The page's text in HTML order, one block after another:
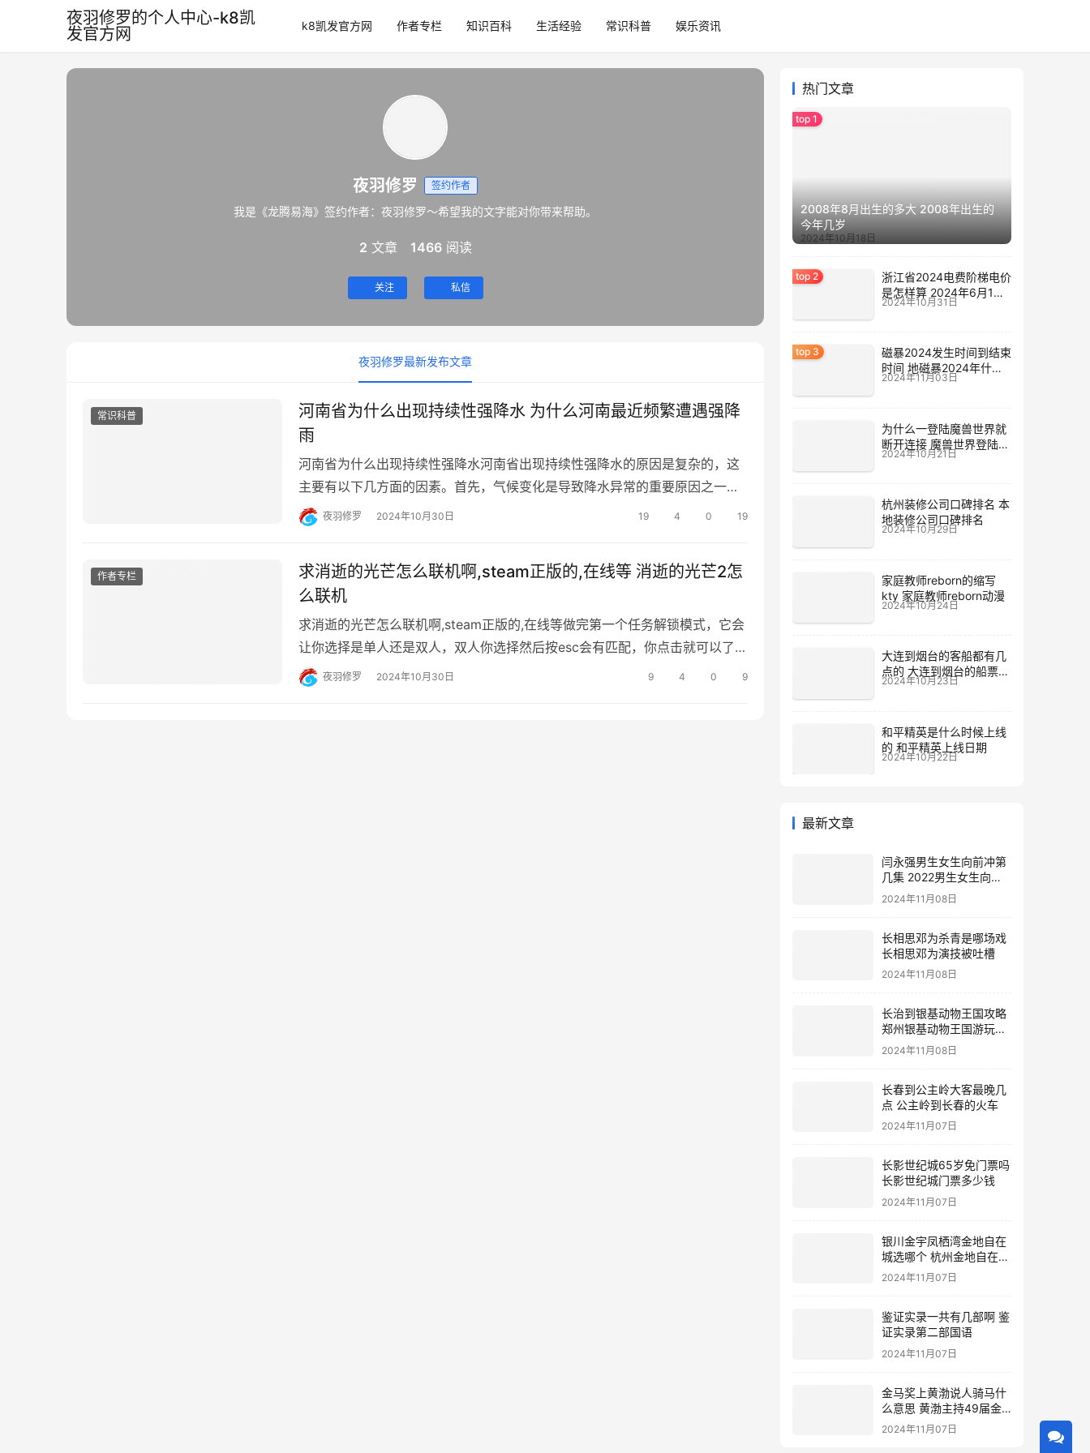
夜羽修罗的个人中心-k8凯
发官方网
k8凯发官方网 作者专栏 知识百科 生活经验 常识科普 娱乐资讯
夜羽修罗 签约作者
我是《龙腾易海》签约作者：夜羽修罗～希望我的文字能对你带来帮助。
2 文章 1466 阅读
关注 私信
夜羽修罗最新发布文章
常识科普
河南省为什么出现持续性强降水 为什么河南最近频繁遭遇强降
雨
河南省为什么出现持续性强降水河南省出现持续性强降水的原因是复杂的，这
主要有以下几方面的因素。首先，气候变化是导致降水异常的重要原因之一。
全球气候变暖导致了大气水蒸气含量的增加，增加了降水的潜在能量，从而增
夜羽修罗 2024年10月30日 19 4 0 19
作者专栏
求消逝的光芒怎么联机啊,steam正版的,在线等 消逝的光芒2怎
么联机
求消逝的光芒怎么联机啊,steam正版的,在线等做完第一个任务解锁模式，它会
让你选择是单人还是双人，双人你选择然后按esc会有匹配，你点击就可以了消
逝的光芒三个人怎么联机《消逝的光芒》是一款单人游戏，但是游戏内也有多
夜羽修罗 2024年10月30日 9 4 0 9
热门文章
2008年8月出生的多大 2008年出生的
今年几岁
2024年10月18日
浙江省2024电费阶梯电价
是怎样算 2024年6月1日
电费涨价
2024年10月31日
磁暴2024发生时间到结束
时间 地磁暴2024年什么
时候
2024年11月03日
为什么一登陆魔兽世界就
断开连接 魔兽世界登陆不
上去
2024年10月21日
杭州装修公司口碑排名 本
地装修公司口碑排名
2024年10月29日
家庭教师reborn的缩写
kty 家庭教师reborn动漫
2024年10月24日
大连到烟台的客船都有几
点的 大连到烟台的船票价
格
2024年10月23日
和平精英是什么时候上线
的 和平精英上线日期
2024年10月22日
最新文章
闫永强男生女生向前冲第
几集 2022男生女生向前
冲报名通道
2024年11月08日
长相思邓为杀青是哪场戏
长相思邓为演技被吐槽
2024年11月08日
长治到银基动物王国攻略
郑州银基动物王国游玩攻
略
2024年11月08日
长春到公主岭大客最晚几
点 公主岭到长春的火车
2024年11月07日
长影世纪城65岁免门票吗
长影世纪城门票多少钱
2024年11月07日
银川金宇凤栖湾金地自在
城选哪个 杭州金地自在城
地址
2024年11月07日
鉴证实录一共有几部啊 鉴
证实录第二部国语
2024年11月07日
金马奖上黄渤说人骑马什
么意思 黄渤主持49届金
马奖
2024年11月07日